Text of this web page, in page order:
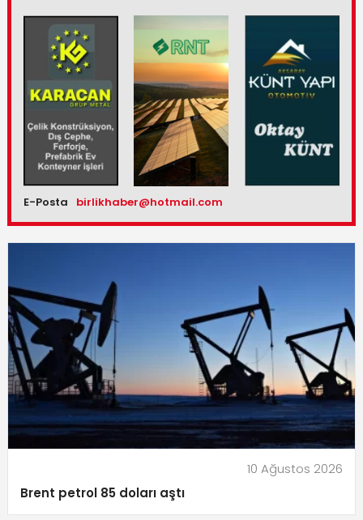
E-Posta birlikhaber@hotmail.com
10 Ağustos 2026
Brent petrol 85 doları aştı